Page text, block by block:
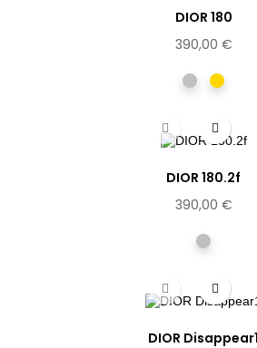
DIOR 180
390,00 €
ArgentéeDorée
DIOR 180.2f
390,00 €
Argentée
DIOR Disappear1